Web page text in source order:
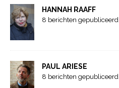
HANNAH RAAFF
8 berichten gepubliceerd
PAUL ARIESE
8 berichten gepubliceerd